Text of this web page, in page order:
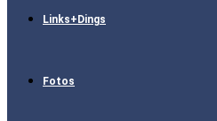
Links+Dings
Fotos